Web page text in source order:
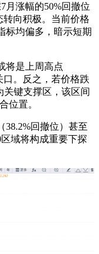
月涨幅的50%回撤位
转向积极。当前价格
标均偏多，暗示短期
将是上周高点
口。反之，若价格跌
关键支撑区，该区间
位置。
38.2%回撤位）甚至
区域将构成重要下探